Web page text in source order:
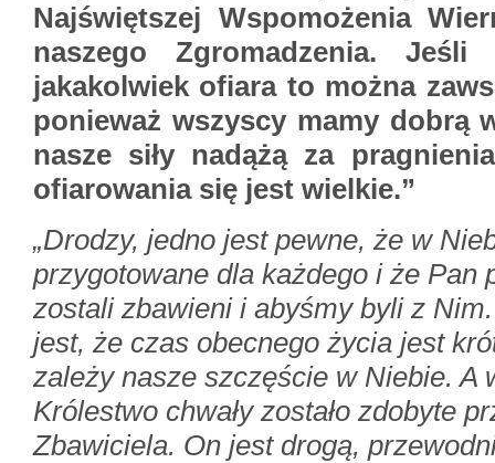
Najświętszej Wspomożenia
naszego Zgromadzenia. Jeśli
jakakolwiek ofiara to można
ponieważ wszyscy mamy dobrą
nasze siły nadążą za
ofiarowania się jest wielkie.”
„Drodzy, jedno jest pewne, że w
przygotowane dla każdego i że Pan
zostali zbawieni i abyśmy byli z
jest, że czas obecnego życia jest
zależy nasze szczęście w Niebie. A
Królestwo chwały zostało zdobyte
Zbawiciela. On jest drogą,